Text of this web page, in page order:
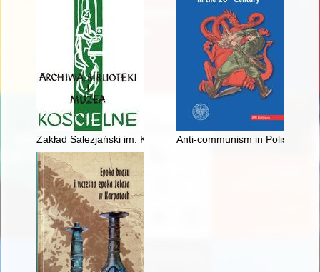
Zakład Salezjański im. Księdza Bosko w Oświęcimiu 1926-
Anti-communism in Polish